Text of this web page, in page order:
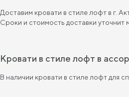
Доставим кровати в стиле лофт в г.
Сроки и стоимость доставки
кровати в стиле лофт в
В наличии кровати в стиле лофт для